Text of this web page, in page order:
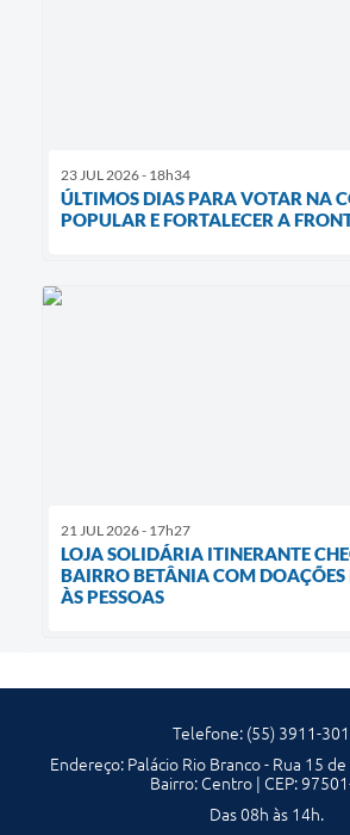
23 JUL 2026 - 18h34
ÚLTIMOS DIAS PARA VOTAR NA
POPULAR E FORTALECER A
21 JUL 2026 - 17h27
LOJA SOLIDÁRIA ITINERANTE
BAIRRO BETÂNIA COM DOAÇÕES
ÀS PESSOAS
Telefone: (55) 3911-
Endereço: Palácio Rio Branco - Rua 15
Bairro: Centro | CEP:
Das 08h às 14h.